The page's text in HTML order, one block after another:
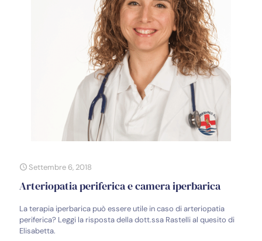
Settembre 6, 2018
Arteriopatia periferica e camera iperbarica
La terapia iperbarica può essere utile in caso di arteriopatia
periferica? Leggi la risposta della dott.ssa Rastelli al quesito di
Elisabetta.